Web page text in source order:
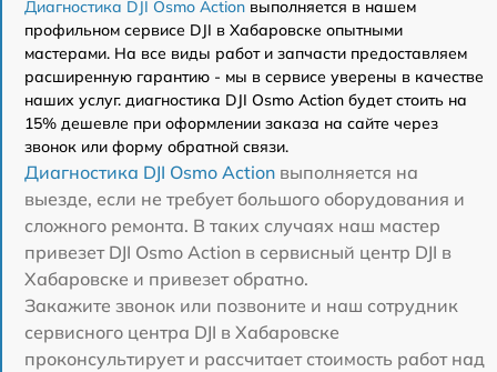
Диагностика DJI Osmo Action выполняется в нашем
профильном сервисе DJI в Хабаровске опытными
мастерами. На все виды работ и запчасти предоставляем
расширенную гарантию - мы в сервисе уверены в качестве
наших услуг. диагностика DJI Osmo Action будет стоить на
15% дешевле при оформлении заказа на сайте через
звонок или форму обратной связи.
Диагностика DJI Osmo Action выполняется на
выезде, если не требует большого оборудования и
сложного ремонта. В таких случаях наш мастер
привезет DJI Osmo Action в сервисный центр DJI в
Хабаровске и привезет обратно.
Закажите звонок или позвоните и наш сотрудник
сервисного центра DJI в Хабаровске
проконсультирует и рассчитает стоимость работ над